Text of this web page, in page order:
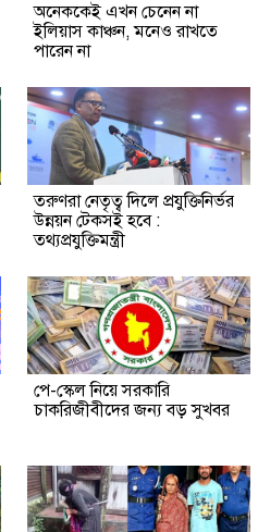
অনেককেই এখন চেনেন না
ইলিয়াস কাঞ্চন, মনেও রাখতে
পারেন না
তরুণরা নেতৃত্ব দিলে প্রযুক্তিনির্ভর
উন্নয়ন টেকসই হবে :
তথ্যপ্রযুক্তিমন্ত্রী
পে-স্কেল নিয়ে সরকারি
চাকরিজীবীদের জন্য বড় সুখবর